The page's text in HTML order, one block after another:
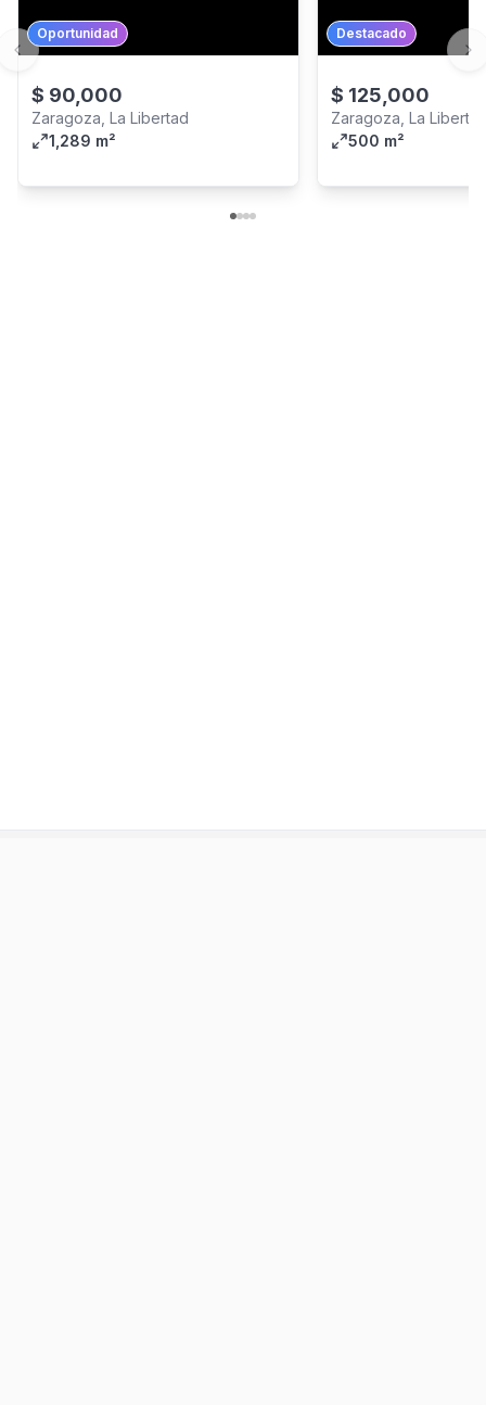
Oportunidad
$ 90,000
Zaragoza, La Libertad
1,289 m²
Destacado
$ 125,000
Zaragoza, La
500 m²
Previous slide